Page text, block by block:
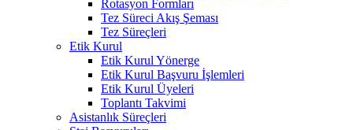
Rotasyon Formları
Tez Süreci Akış Şeması
Tez Süreçleri
Etik Kurul
Etik Kurul Yönerge
Etik Kurul Başvuru İşlemleri
Etik Kurul Üyeleri
Toplantı Takvimi
Asistanlık Süreçleri